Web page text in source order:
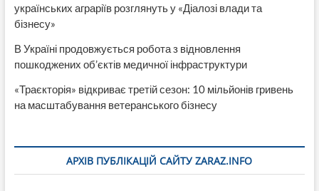
українських аграріїв розглянуть у «Діалозі влади та
бізнесу»
В Україні продовжується робота з відновлення
пошкоджених об’єктів медичної інфраструктури
«Траєкторія» відкриває третій сезон: 10 мільйонів гривень
на масштабування ветеранського бізнесу
АРХІВ ПУБЛІКАЦІЙ САЙТУ ZARAZ.INFO